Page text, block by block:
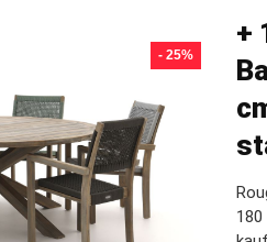
- 25%
+